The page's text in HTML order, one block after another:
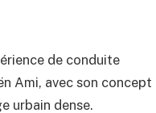
de conduite
Ami, avec son concept
urbain dense.